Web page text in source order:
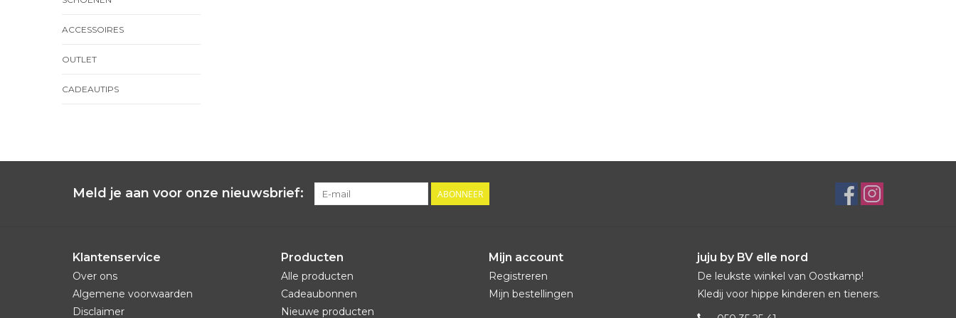
ACCESSOIRES
OUTLET
CADEAUTIPS
Meld je aan voor onze nieuwsbrief: ABONNEER
Klantenservice
Over ons
Algemene voorwaarden
Disclaimer
Producten
Alle producten
Cadeaubonnen
Nieuwe producten
Mijn account
Registreren
Mijn bestellingen
juju by BV elle nord
De leukste winkel van Oostkamp!
Kledij voor hippe kinderen en tieners.